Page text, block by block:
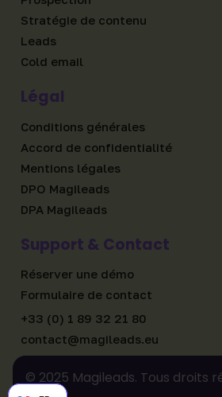
Stratégie de contenu
Leads
Cold email
Légal
Conditions générales
Accord de confidentialité
Mentions légales
DPO Magileads
DPA Magileads
Support & Contact
Réserver une démo
Formulaire de contact
+33 (0) 1 89 32 21 80
contact@magileads.eu
© 2025 Magileads. Tous droits